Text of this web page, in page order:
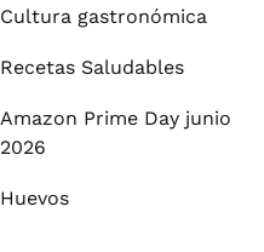
Cultura gastronómica
Recetas Saludables
Amazon Prime Day junio
2026
Huevos